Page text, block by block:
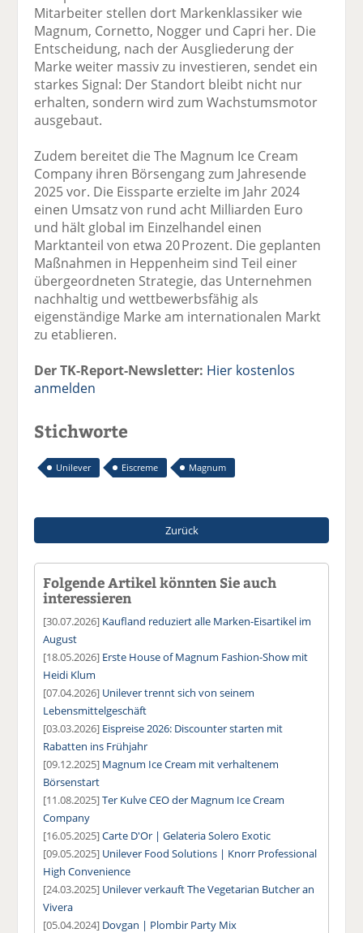
Mitarbeiter stellen dort Markenklassiker wie
Magnum, Cornetto, Nogger und Capri her. Die
Entscheidung, nach der Ausgliederung der
Marke weiter massiv zu investieren, sendet ein
starkes Signal: Der Standort bleibt nicht nur
erhalten, sondern wird zum Wachstumsmotor
ausgebaut.
Zudem bereitet die The Magnum Ice Cream
Company ihren Börsengang zum Jahresende
2025 vor. Die Eissparte erzielte im Jahr 2024
einen Umsatz von rund acht Milliarden Euro
und hält global im Einzelhandel einen
Marktanteil von etwa 20 Prozent. Die geplanten
Maßnahmen in Heppenheim sind Teil einer
übergeordneten Strategie, das Unternehmen
nachhaltig und wettbewerbsfähig als
eigenständige Marke am internationalen Markt
zu etablieren.
Der TK-Report-Newsletter: Hier kostenlos
anmelden
Stichworte
Unilever Eiscreme Magnum
Zurück
Folgende Artikel könnten Sie auch
interessieren
[30.07.2026] Kaufland reduziert alle Marken-Eisartikel im
August
[18.05.2026] Erste House of Magnum Fashion-Show mit
Heidi Klum
[07.04.2026] Unilever trennt sich von seinem
Lebensmittelgeschäft
[03.03.2026] Eispreise 2026: Discounter starten mit
Rabatten ins Frühjahr
[09.12.2025] Magnum Ice Cream mit verhaltenem
Börsenstart
[11.08.2025]Ter Kulve CEO der Magnum Ice Cream
Company
[16.05.2025]Carte D'Or | Gelateria Solero Exotic
[09.05.2025] Unilever Food Solutions | Knorr Professional
High Convenience
[24.03.2025] Unilever verkauft The Vegetarian Butcher an
Vivera
[05.04.2024] Dovgan | Plombir Party Mix